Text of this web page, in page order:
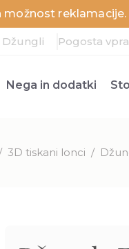
možnost reklamacije.
Džungli Pogosta
Nega in dodatki
3D tiskani lonci /